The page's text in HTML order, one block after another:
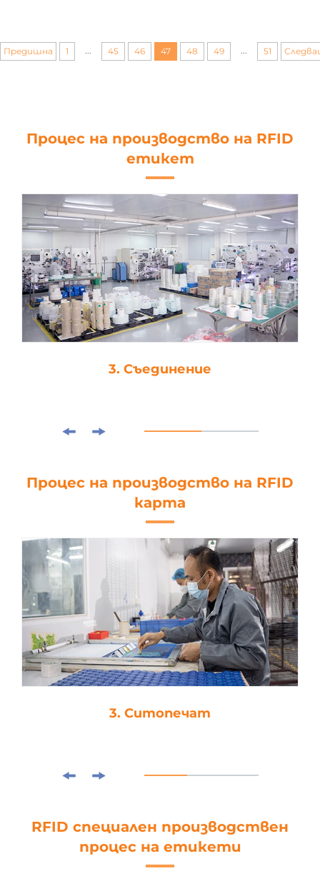
Предишна 1 ... 45 46 47 48 49 ... 51
Процес на производство на RFID
етикет
4. Щанцоване
Процес на производство на RFID
карта
4. Ламиниране
RFID специален производствен
процес на етикети